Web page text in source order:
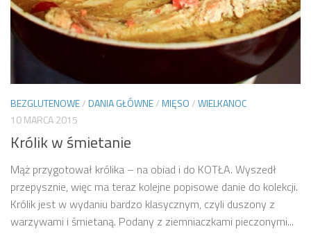
BEZGLUTENOWE/DANIA GŁÓWNE/MIĘSO/WIELKANOC
10 MARCA 2015
Królik w śmietanie
Mąż przygotował królika – na obiad i do KOTŁA. Wyszedł
przepysznie, więc ma teraz kolejne popisowe danie do kolekcji.
Królik jest w wydaniu bardzo klasycznym, czyli duszony z
warzywami i śmietaną. Podany z ziemniaczkami pieczonymi...